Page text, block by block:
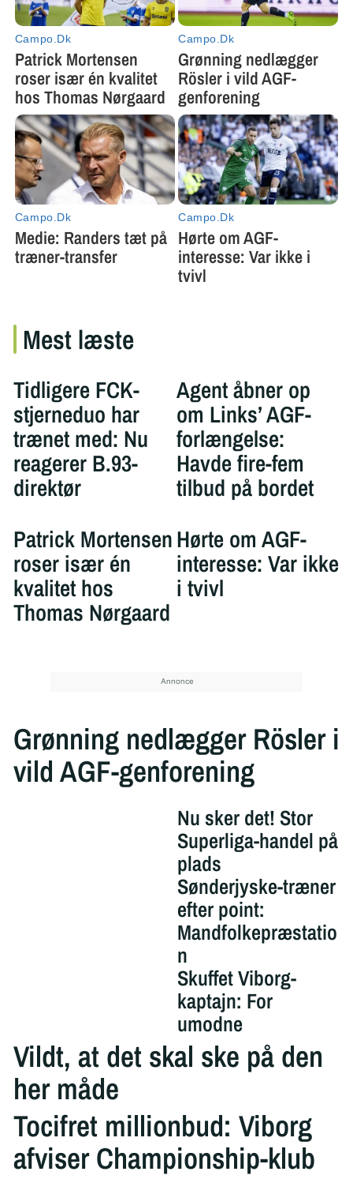
Mest læste
Tidligere FCK-
stjerneduo har
trænet med: Nu
reagerer B.93-
direktør
Agent åbner op
om Links’ AGF-
forlængelse:
Havde fire-fem
tilbud på bordet
Patrick Mortensen
roser især én
kvalitet hos
Thomas Nørgaard
Hørte om AGF-
interesse: Var ikke
i tvivl
Grønning nedlægger Rösler i
vild AGF-genforening
Nu sker det! Stor
Superliga-handel på
plads
Sønderjyske-træner
efter point:
Mandfolkepræstatio
n
Skuffet Viborg-
kaptajn: For
umodne
Vildt, at det skal ske på den
her måde
Tocifret millionbud: Viborg
afviser Championship-klub